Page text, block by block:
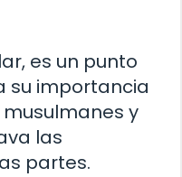
es un punto
su importancia
y
las
partes.